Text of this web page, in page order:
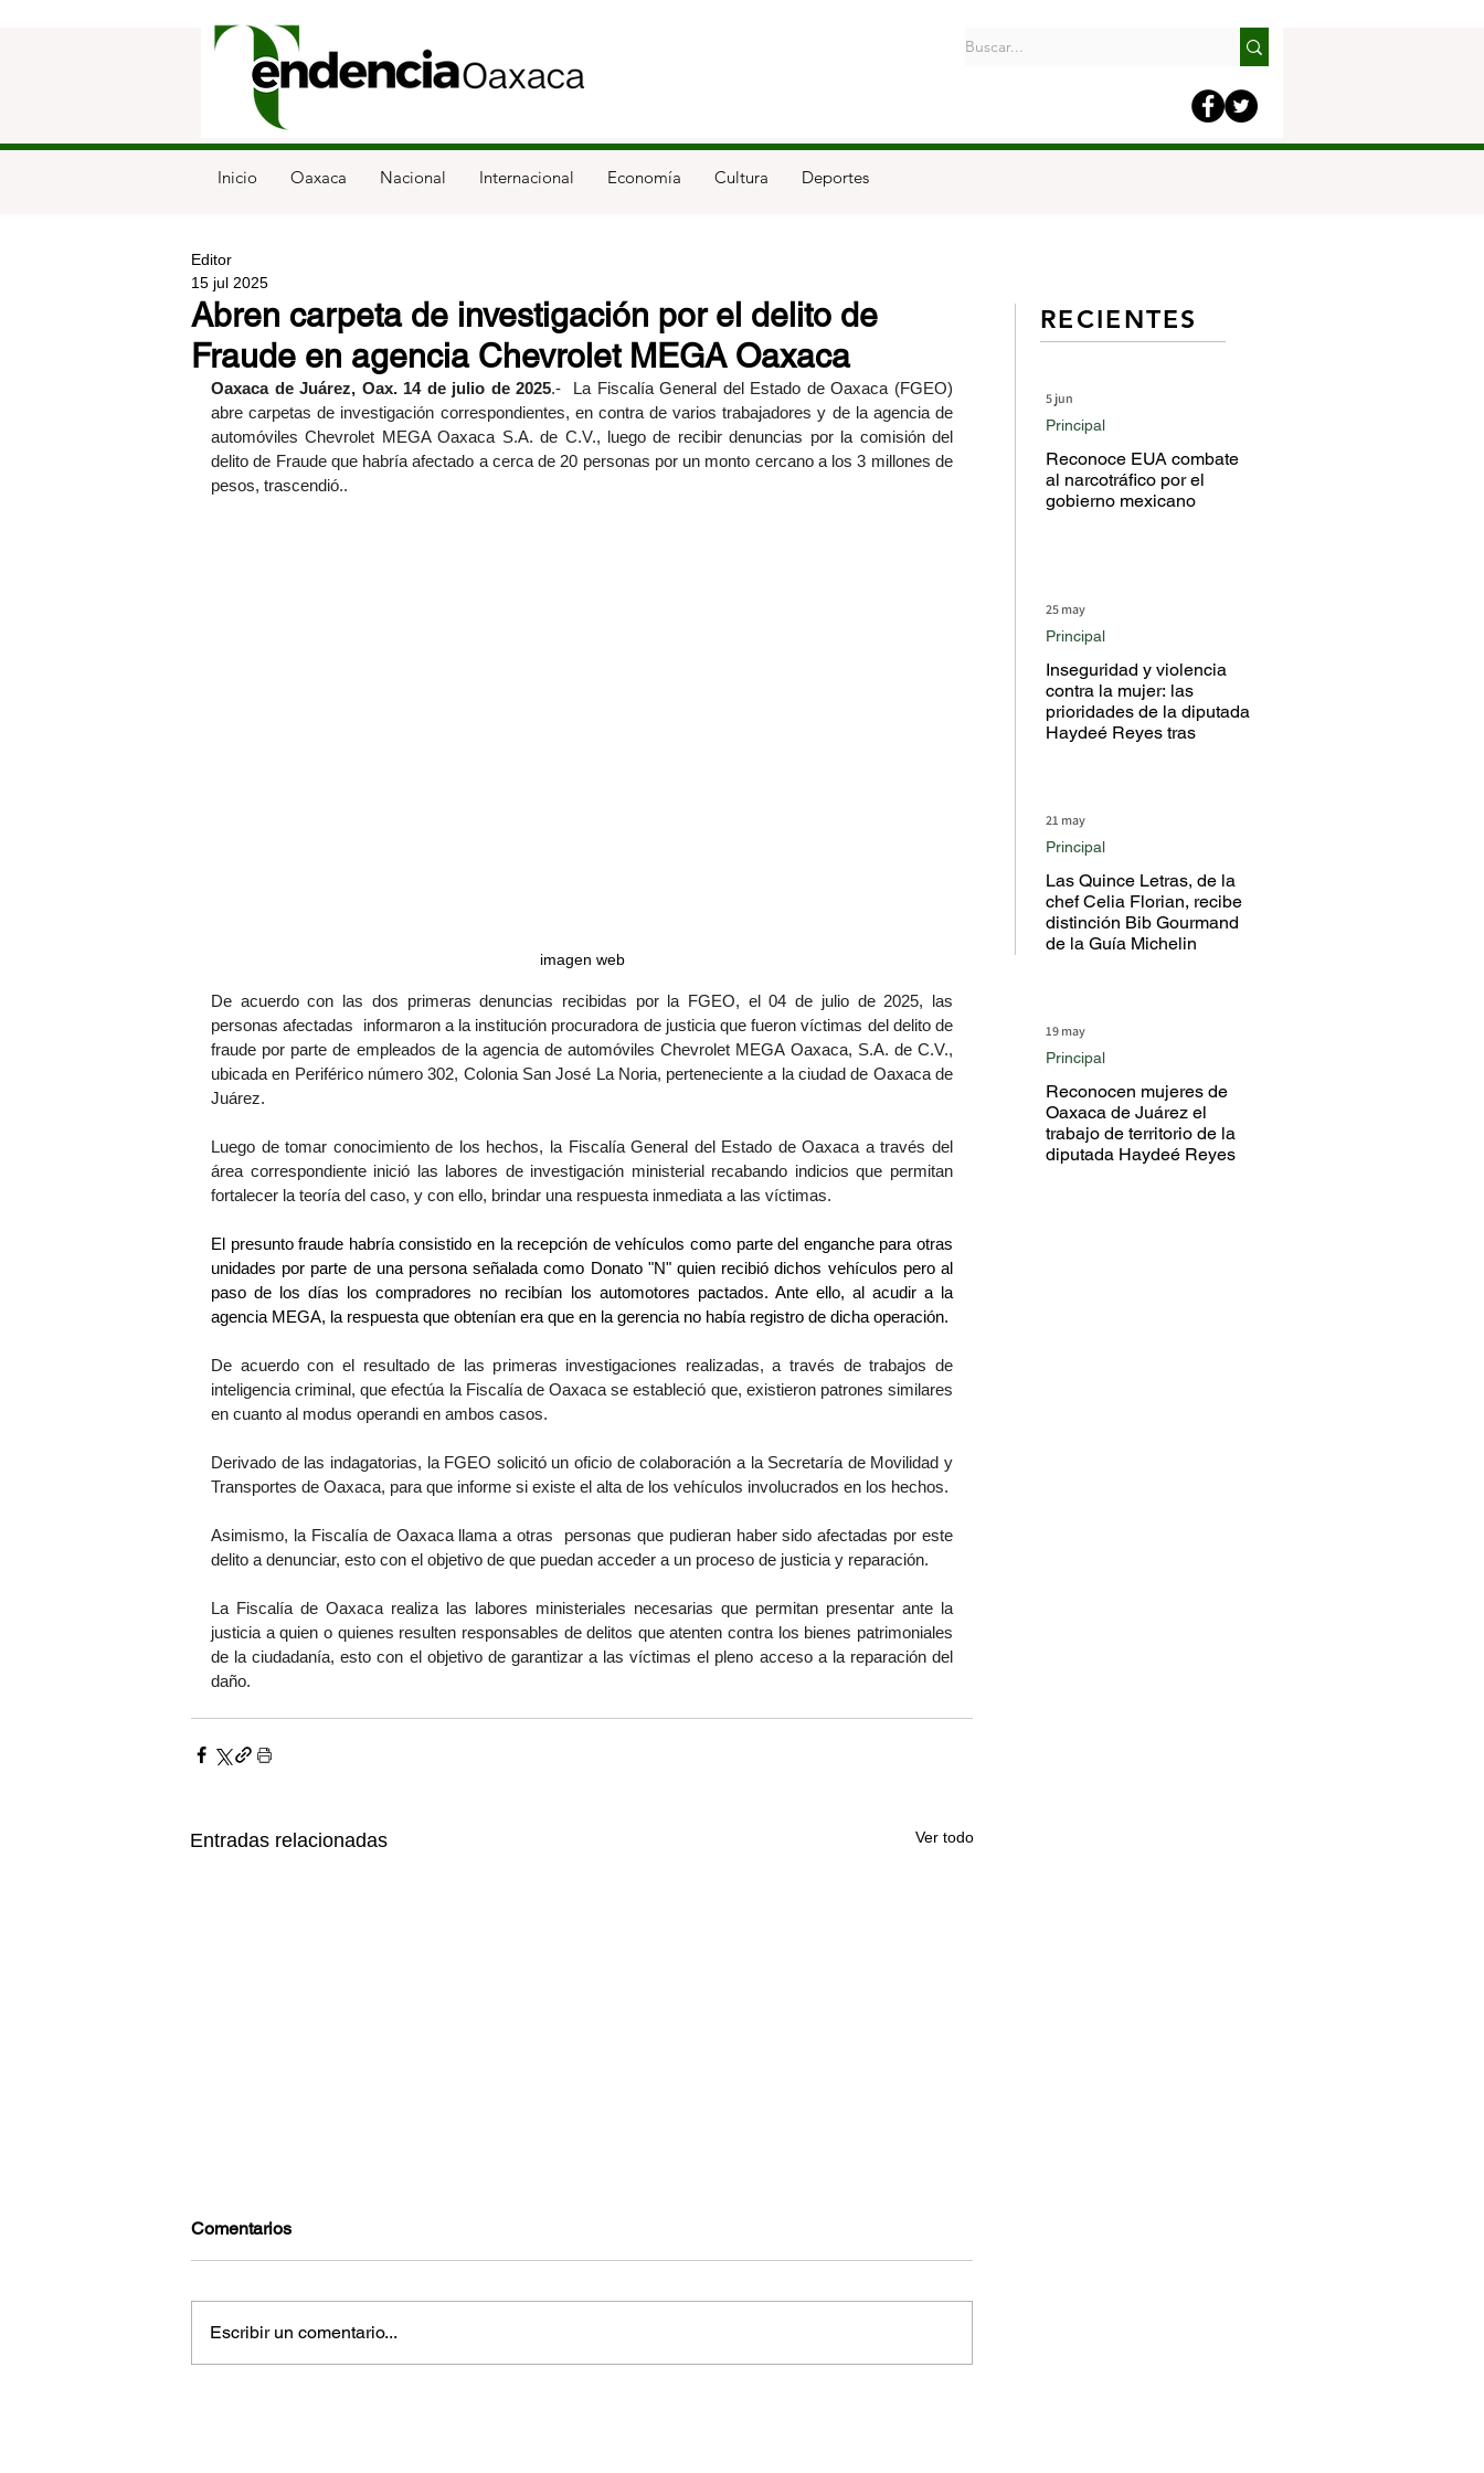
Inicio Oaxaca Nacional Internacional Economía Cultura Deportes
Abren carpeta de investigación por el delito de
Fraude en agencia Chevrolet MEGA Oaxaca
Editor
15 jul 2025
Oaxaca de Juárez, Oax. 14 de julio de 2025.-  La Fiscalía General del Estado de Oaxaca (FGEO)
abre carpetas de investigación correspondientes, en contra de varios trabajadores y de la agencia de
automóviles Chevrolet MEGA Oaxaca S.A. de C.V., luego de recibir denuncias por la comisión del
delito de Fraude que habría afectado a cerca de 20 personas por un monto cercano a los 3 millones de
pesos, trascendió..
imagen web
De acuerdo con las dos primeras denuncias recibidas por la FGEO, el 04 de julio de 2025, las
personas afectadas  informaron a la institución procuradora de justicia que fueron víctimas del delito de
fraude por parte de empleados de la agencia de automóviles Chevrolet MEGA Oaxaca, S.A. de C.V.,
ubicada en Periférico número 302, Colonia San José La Noria, perteneciente a la ciudad de Oaxaca de
Juárez.
Luego de tomar conocimiento de los hechos, la Fiscalía General del Estado de Oaxaca a través del
área correspondiente inició las labores de investigación ministerial recabando indicios que permitan
fortalecer la teoría del caso, y con ello, brindar una respuesta inmediata a las víctimas.
El presunto fraude habría consistido en la recepción de vehículos como parte del enganche para otras
unidades por parte de una persona señalada como Donato "N" quien recibió dichos vehículos pero al
paso de los días los compradores no recibían los automotores pactados. Ante ello, al acudir a la
agencia MEGA, la respuesta que obtenían era que en la gerencia no había registro de dicha operación.
De acuerdo con el resultado de las primeras investigaciones realizadas, a través de trabajos de
inteligencia criminal, que efectúa la Fiscalía de Oaxaca se estableció que, existieron patrones similares
en cuanto al modus operandi en ambos casos.
Derivado de las indagatorias, la FGEO solicitó un oficio de colaboración a la Secretaría de Movilidad y
Transportes de Oaxaca, para que informe si existe el alta de los vehículos involucrados en los hechos.
Asimismo, la Fiscalía de Oaxaca llama a otras  personas que pudieran haber sido afectadas por este
delito a denunciar, esto con el objetivo de que puedan acceder a un proceso de justicia y reparación.
La Fiscalía de Oaxaca realiza las labores ministeriales necesarias que permitan presentar ante la
justicia a quien o quienes resulten responsables de delitos que atenten contra los bienes patrimoniales
de la ciudadanía, esto con el objetivo de garantizar a las víctimas el pleno acceso a la reparación del
daño.
Entradas relacionadas Ver todo
Comentarios
Escribir un comentario...
Reconoce EUA combate
al narcotráfico por el
gobierno mexicano
Principal
5 jun
Inseguridad y violencia
contra la mujer: las
prioridades de la diputada
Haydeé Reyes tras
Principal
25 may
Las Quince Letras, de la
chef Celia Florian, recibe
distinción Bib Gourmand
de la Guía Michelin
Principal
21 may
Reconocen mujeres de
Oaxaca de Juárez el
trabajo de territorio de la
diputada Haydeé Reyes
Principal
19 may
RECIENTES